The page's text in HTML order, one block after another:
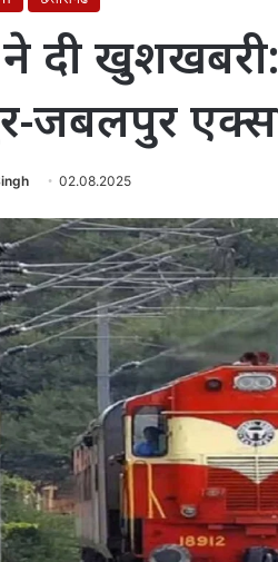
दी
जबलपुर
02.08.2025